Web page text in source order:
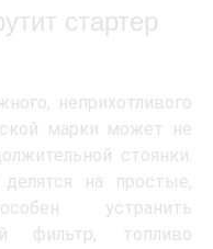
стартер
неприхотливого
марки может не
стоянки.
на простые,
устранить
фильтр, топливо